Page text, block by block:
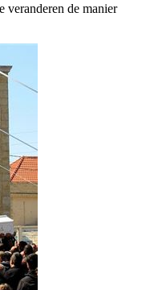
veranderen de manier